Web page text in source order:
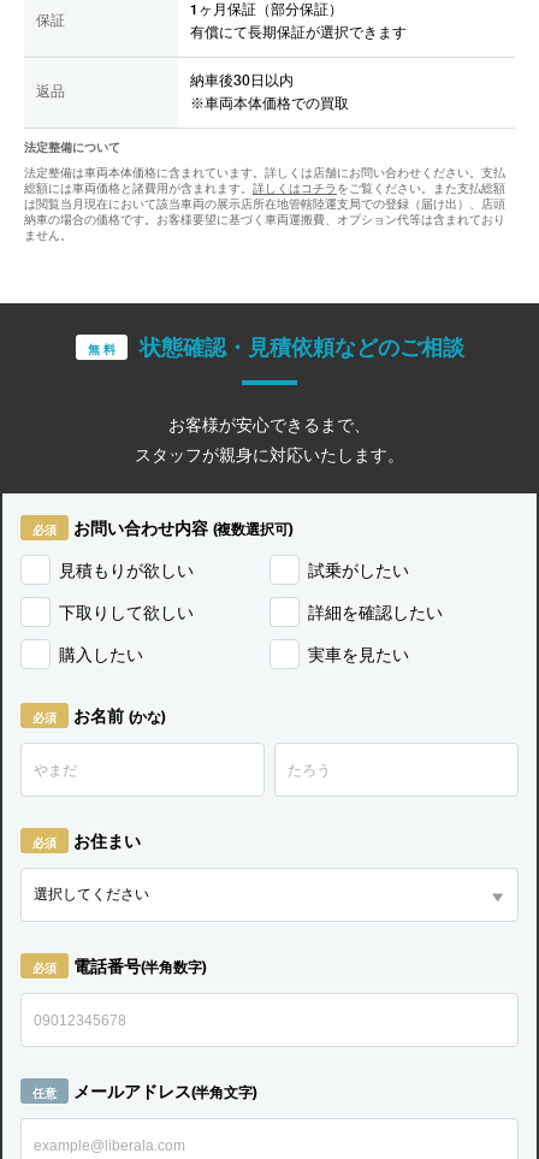
保証
1ヶ月保証（部分保証）
有償にて長期保証が選択できます
返品
納車後30日以内
※車両本体価格での買取
法定整備について
法定整備は車両本体価格に含まれています。詳しくは店舗にお問い合わせください。支払
総額には車両価格と諸費用が含まれます。 詳しくはコチラ をご覧ください。また支払総額
は閲覧当月現在において該当車両の展示店所在地管轄陸運支局での登録（届け出）、店頭
納車の場合の価格です。お客様要望に基づく車両運搬費、オプション代等は含まれており
ません。
無 料 状態確認・見積依頼などのご相談
お客様が安心できるまで、
スタッフが親身に対応いたします。
お問い合わせ内容 (複数選択可)
見積もりが欲しい 試乗がしたい
下取りして欲しい 詳細を確認したい
購入したい 実車を見たい
お名前 (かな)
お住まい
電話番号(半角数字)
メールアドレス(半角文字)